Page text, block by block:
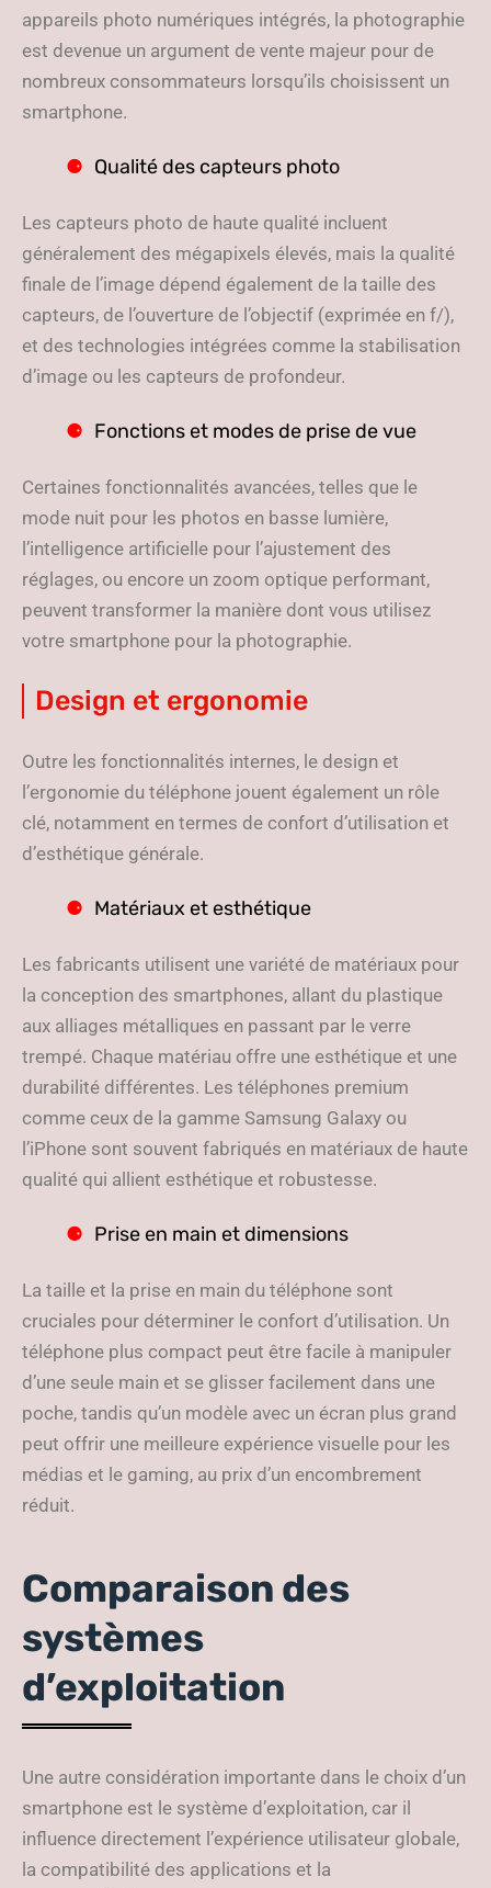
appareils photo numériques intégrés, la photographie
est devenue un argument de vente majeur pour de
nombreux consommateurs lorsqu’ils choisissent un
smartphone.
Qualité des capteurs photo
Les capteurs photo de haute qualité incluent
généralement des mégapixels élevés, mais la qualité
finale de l’image dépend également de la taille des
capteurs, de l’ouverture de l’objectif (exprimée en f/),
et des technologies intégrées comme la stabilisation
d’image ou les capteurs de profondeur.
Fonctions et modes de prise de vue
Certaines fonctionnalités avancées, telles que le
mode nuit pour les photos en basse lumière,
l’intelligence artificielle pour l’ajustement des
réglages, ou encore un zoom optique performant,
peuvent transformer la manière dont vous utilisez
votre smartphone pour la photographie.
Design et ergonomie
Outre les fonctionnalités internes, le design et
l’ergonomie du téléphone jouent également un rôle
clé, notamment en termes de confort d’utilisation et
d’esthétique générale.
Matériaux et esthétique
Les fabricants utilisent une variété de matériaux pour
la conception des smartphones, allant du plastique
aux alliages métalliques en passant par le verre
trempé. Chaque matériau offre une esthétique et une
durabilité différentes. Les téléphones premium
comme ceux de la gamme Samsung Galaxy ou
l’iPhone sont souvent fabriqués en matériaux de haute
qualité qui allient esthétique et robustesse.
Prise en main et dimensions
La taille et la prise en main du téléphone sont
cruciales pour déterminer le confort d’utilisation. Un
téléphone plus compact peut être facile à manipuler
d’une seule main et se glisser facilement dans une
poche, tandis qu’un modèle avec un écran plus grand
peut offrir une meilleure expérience visuelle pour les
médias et le gaming, au prix d’un encombrement
réduit.
Comparaison des
systèmes
d’exploitation
Une autre considération importante dans le choix d’un
smartphone est le système d’exploitation, car il
influence directement l’expérience utilisateur globale,
la compatibilité des applications et la